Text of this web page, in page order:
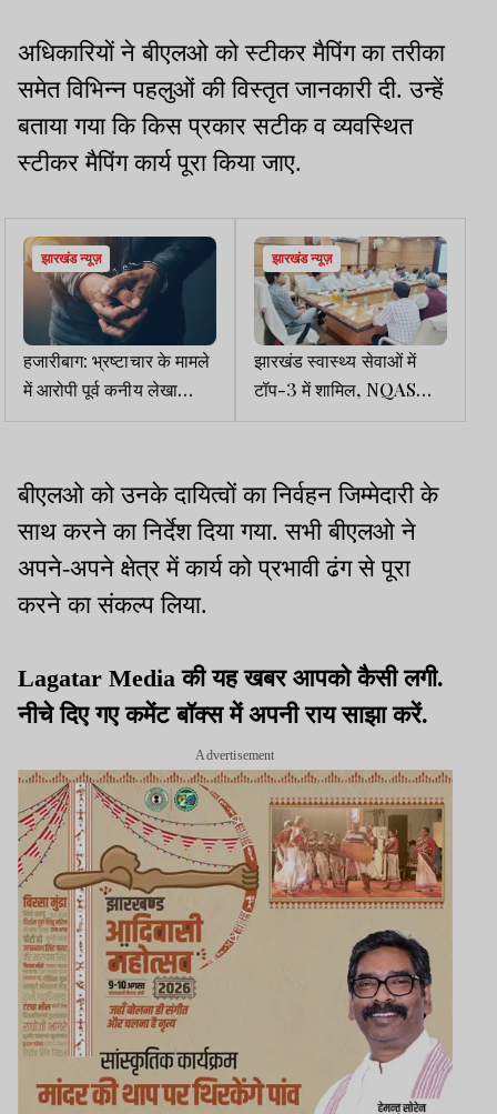
अधिकारियों ने बीएलओ को स्टीकर मैपिंग का तरीका
समेत विभिन्न पहलुओं की विस्तृत जानकारी दी. उन्हें
बताया गया कि किस प्रकार सटीक व व्यवस्थित
स्टीकर मैपिंग कार्य पूरा किया जाए.
झारखंड न्यूज़
हजारीबाग: भ्रष्टाचार के मामले
में आरोपी पूर्व कनीय लेखा
लिपिक गिरफ्तार
झारखंड न्यूज़
झारखंड स्वास्थ्य सेवाओं में
टॉप-3 में शामिल, NQAS
प्रमाणन 56 प्रतिशत तक
बीएलओ को उनके दायित्वों का निर्वहन जिम्मेदारी के
साथ करने का निर्देश दिया गया. सभी बीएलओ ने
अपने-अपने क्षेत्र में कार्य को प्रभावी ढंग से पूरा
करने का संकल्प लिया.
Lagatar Media की यह खबर आपको कैसी लगी.
नीचे दिए गए कमेंट बॉक्स में अपनी राय साझा करें.
Advertisement